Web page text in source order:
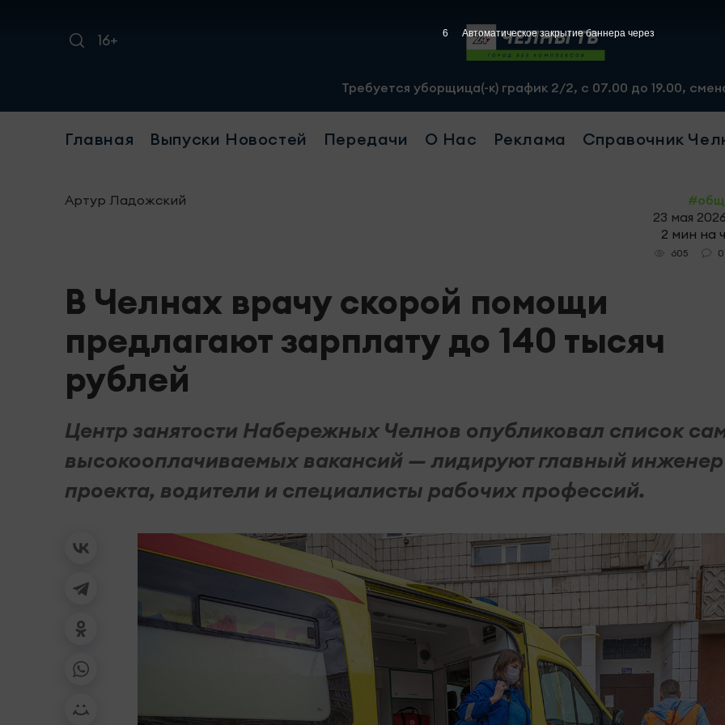
16+
Требуется уборщица(-к) график 2/2, с 07.00 до 19.00, смена - 2500
Главная Выпуски Новостей Передачи О Нас Реклама Справочник
Артур Ладожский
23 мая
2 мин на
605 0
В Челнах врачу скорой помощи
предлагают зарплату до 140 тысяч
рублей
Центр занятости Набережных Челнов опубликовал список
высокооплачиваемых вакансий — лидируют главный инженер
проекта, водители и специалисты рабочих профессий.
4 Автоматическое закрытие баннера через